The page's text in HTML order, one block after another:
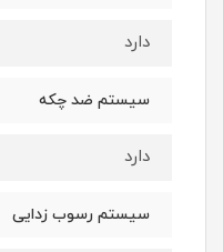
دارد
سیستم ضد چکه
دارد
سیستم رسوب زدایی